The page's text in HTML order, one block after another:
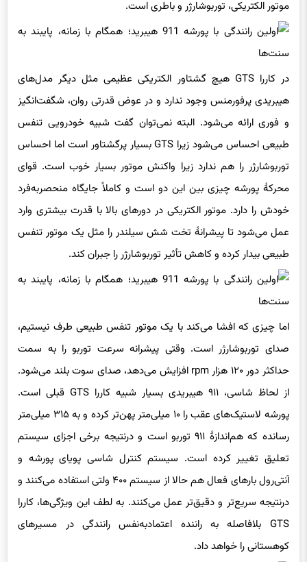
موتور الکتریکی، توربوشارژر و باطری است.
در کاررا GTS هیچ گشتاور الکتریکی عظیمی مثل دیگر مدل‌های
هیبریدی پرفورمنس وجود ندارد و در عوض قدرتی روان، شگفت‌انگیز
و فوری ارائه می‌شود. البته نمی‌توان گفت شبیه خودرویی تنفس
طبیعی احساس می‌شود زیرا GTS بسیار پرگشتاور است اما احساس
توربوشارژر را هم ندارد زیرا واکنش موتور بسیار خوب است. قوای
محرکهٔ پورشه چیزی بین این دو است و کاملاً جایگاه منحصربه‌فرد
خودش را دارد. موتور الکتریکی در دورهای بالا با قدرت بیشتری وارد
عمل می‌شود تا پیشرانهٔ تخت شش سیلندر را مثل یک موتور تنفس
طبیعی بیدار کرده و کاهش تأثیر توربوشارژر را جبران کند.
اما چیزی که افشا می‌کند با یک موتور تنفس طبیعی طرف نیستیم،
صدای توربوشارژر است. وقتی پیشرانه سرعت توربو را به سمت
حداکثر دور ۱۲۰ هزار rpm افزایش می‌دهد، صدای سوت بلند می‌شود.
از لحاظ شاسی، ۹۱۱ هیبریدی بسیار شبیه کاررا GTS قبلی است.
پورشه لاستیک‌های عقب را ۱۰ میلی‌متر پهن‌تر کرده و به ۳۱۵ میلی‌متر
رسانده که هم‌اندازهٔ ۹۱۱ توربو است و درنتیجه برخی اجزای سیستم
تعلیق تغییر کرده است. سیستم کنترل شاسی پویای پورشه و
آنتی‌رول بارهای فعال هم حالا از سیستم ۴۰۰ ولتی استفاده می‌کنند و
درنتیجه سریع‌تر و دقیق‌تر عمل می‌کنند. به لطف این ویژگی‌ها، کاررا
GTS بلافاصله به راننده اعتمادبه‌نفس رانندگی در مسیرهای
کوهستانی را خواهد داد.